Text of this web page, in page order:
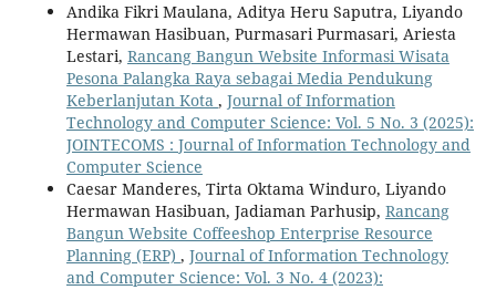
Andika Fikri Maulana, Aditya Heru Saputra, Liyando
Hermawan Hasibuan, Purmasari Purmasari, Ariesta
Lestari, Rancang Bangun Website Informasi Wisata
Pesona Palangka Raya sebagai Media Pendukung
Keberlanjutan Kota , Journal of Information
Technology and Computer Science: Vol. 5 No. 3 (2025):
JOINTECOMS : Journal of Information Technology and
Computer Science
Caesar Manderes, Tirta Oktama Winduro, Liyando
Hermawan Hasibuan, Jadiaman Parhusip, Rancang
Bangun Website Coffeeshop Enterprise Resource
Planning (ERP) , Journal of Information Technology
and Computer Science: Vol. 3 No. 4 (2023):